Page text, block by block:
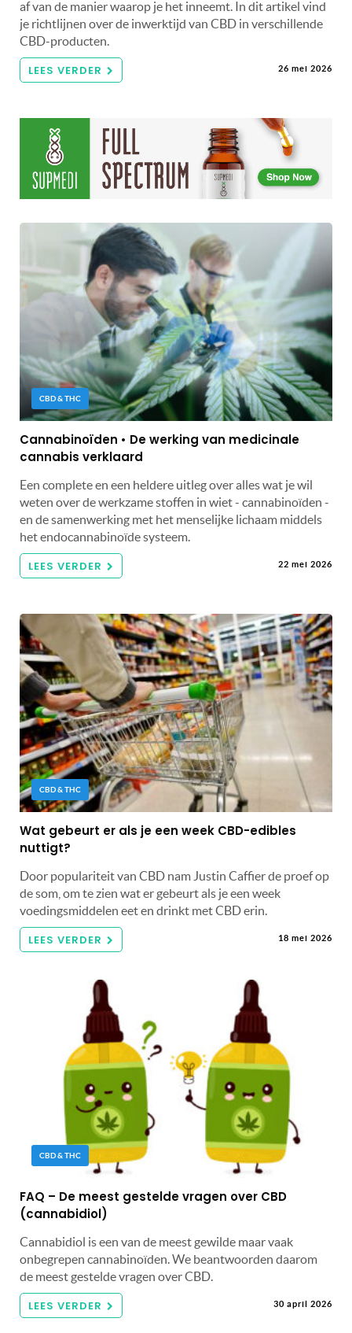
af van de manier waarop je het inneemt. In dit artikel vind
je richtlijnen over de inwerktijd van CBD in verschillende
CBD-producten.
LEES VERDER 26 mei 2026
CBD & THC
Cannabinoïden • De werking van medicinale
cannabis verklaard
Een complete en een heldere uitleg over alles wat je wil
weten over de werkzame stoffen in wiet - cannabinoïden -
en de samenwerking met het menselijke lichaam middels
het endocannabinoïde systeem.
LEES VERDER 22 mei 2026
CBD & THC
Wat gebeurt er als je een week CBD-edibles
nuttigt?
Door populariteit van CBD nam Justin Caffier de proef op
de som, om te zien wat er gebeurt als je een week
voedingsmiddelen eet en drinkt met CBD erin.
LEES VERDER 18 mei 2026
CBD & THC
FAQ – De meest gestelde vragen over CBD
(cannabidiol)
Cannabidiol is een van de meest gewilde maar vaak
onbegrepen cannabinoïden. We beantwoorden daarom
de meest gestelde vragen over CBD.
LEES VERDER 30 april 2026